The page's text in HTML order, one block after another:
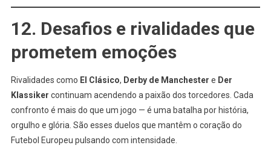
12. Desafios e rivalidades que
prometem emoções
Rivalidades como El Clásico, Derby de Manchester e Der
Klassiker continuam acendendo a paixão dos torcedores. Cada
confronto é mais do que um jogo — é uma batalha por história,
orgulho e glória. São esses duelos que mantêm o coração do
Futebol Europeu pulsando com intensidade.